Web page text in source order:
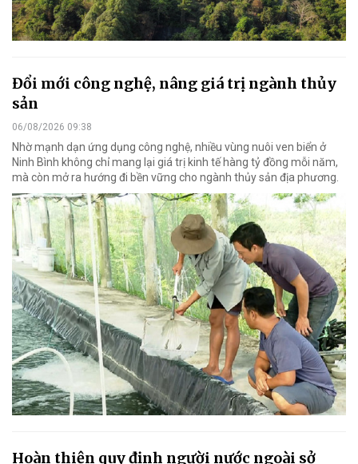
Đổi mới công nghệ, nâng giá trị ngành thủy
sản
06/08/2026 09:38
Nhờ mạnh dạn ứng dụng công nghệ, nhiều vùng nuôi ven biển ở
Ninh Bình không chỉ mang lại giá trị kinh tế hàng tỷ đồng mỗi năm,
mà còn mở ra hướng đi bền vững cho ngành thủy sản địa phương.
Hoàn thiện quy định người nước ngoài sở